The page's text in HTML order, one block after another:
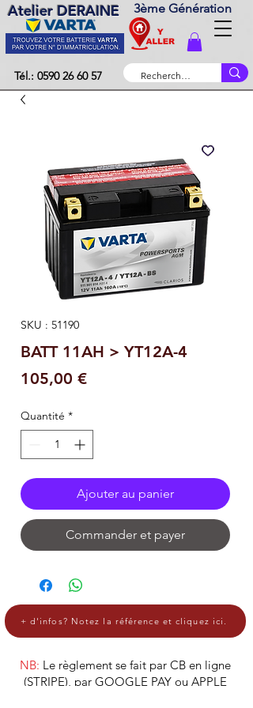
Atelier DERAINE 3ème Génération
Tél.: 0590 26 60 57
SKU : 51190
BATT 11AH > YT12A-4
105,00 €Prix
Quantité *
Ajouter au panier
Commander et payer
+ d'infos? Notez la référence et cliquez ici.
NB: Le règlement se fait par CB en ligne
(STRIPE), par GOOGLE PAY ou APPLE